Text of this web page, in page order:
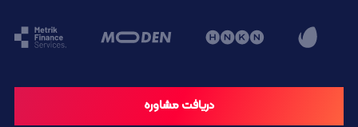
دریافت مشاوره